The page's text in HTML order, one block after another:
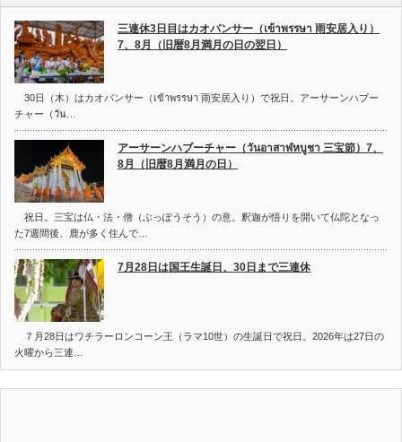
三連休3日目はカオパンサー（เข้าพรรษา 雨安居入り）
7、8月（旧暦8月満月の日の翌日）
30日（木）はカオパンサー（เข้าพรรษา 雨安居入り）で祝日。アーサーンハブー
チャー（วัน…
アーサーンハブーチャー（วันอาสาฬหบูชา 三宝節）7、
8月（旧暦8月満月の日）
祝日。三宝は仏・法・僧（ぶっぽうそう）の意。釈迦が悟りを開いて仏陀となっ
た7週間後、鹿が多く住んで…
7月28日は国王生誕日、30日まで三連休
７月28日はワチラーロンコーン王（ラマ10世）の生誕日で祝日。2026年は27日の
火曜から三連…